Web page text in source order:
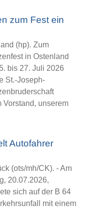
zum Fest ein
(hp). Zum
in Ostenland
bis 27. Juli 2026
St.-Joseph-
Vorstand, unserem
Autofahrer
(ots/mh/CK). - Am
20.07.2026,
sich auf der B 64
mit einem